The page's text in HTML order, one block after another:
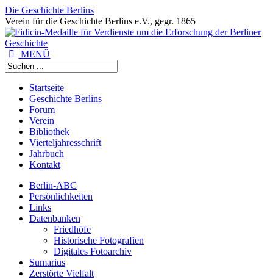
Die Geschichte Berlins
Verein für die Geschichte Berlins e.V., gegr. 1865
MENÜ
Startseite
Geschichte Berlins
Forum
Verein
Bibliothek
Vierteljahresschrift
Jahrbuch
Kontakt
Berlin-ABC
Persönlichkeiten
Links
Datenbanken
Friedhöfe
Historische Fotografien
Digitales Fotoarchiv
Sumarius
Zerstörte Vielfalt